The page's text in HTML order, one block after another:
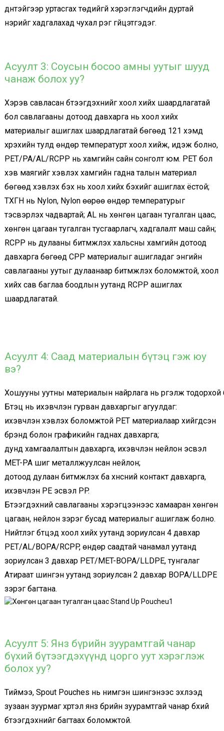
дүнтэйгээр уртасгах төдийгүй хэрэглэгчдийн дуртай
үнэрийг хадгалахад чухал үүрэг гүйцэтгэдэг.
Асуулт 3: Соусын босоо амны уутыг шууд
чанаж болох уу?
Хэрэв савласан бүтээгдэхүүнийг хоол хийх шаардлагатай
бол савлагааны дотоод давхарга нь хоол хийх
материалыг ашиглах шаардлагатай бөгөөд 121 хэмд
хүрэхийн тулд өндөр температурт хоол хийж, идэж болно,
PET/PA/AL/RCPP нь хамгийн сайн сонголт юм. PET бол
хэв маягийг хэвлэх хамгийн гадна талын материал
бөгөөд хэвлэх бэх нь хоол хийх бэхийг ашиглах ёстой;
ТХГН нь Nylon, Nylon өөрөө өндөр температурыг
тэсвэрлэх чадвартай; AL нь хөнгөн цагаан тугалган цаас,
хөнгөн цагаан тугалган тусгаарлагч, хадгалалт маш сайн;
RCPP нь дулааны битүүмжлэх хальсны хамгийн дотоод
давхарга бөгөөд CPP материалыг ашигладаг энгийн
савлагааны уутыг дулаанаар битүүмжлэх боломжтой, хоол
хийх сав баглаа боодлын уутанд RCPP ашиглах
шаардлагатай.
Асуулт 4: Саад материалын бүтэц гэж юу
вэ?
Хошууны уутны материалын найрлага нь үргэлж тодорхой
Бүтэц нь ихэвчлэн гурван давхаргыг агуулдаг:
ихэвчлэн хэвлэх боломжтой PET материалаар хийгдсэн
брэнд болон графикийн гаднах давхарга;
дунд хамгаалалтын давхарга, ихэвчлэн нейлон эсвэл
MET-PA шиг металлжуулсан нейлон;
дотоод дулаан битүүмжлэх ба хүнсний контакт давхарга,
ихэвчлэн PE эсвэл PP.
Бүтээгдэхүүний савлагааны хэрэгцээнээс хамааран хөнгөн
цагаан, нейлон зэрэг бусад материалыг ашиглаж болно.
Нийтлэг бүтцэд хоол хийх уутанд зориулсан 4 давхар
PET/AL/BOPA/RCPP, өндөр саадтай чанамал уутанд
зориулсан 3 давхар PET/MET-BOPA/LLDPE, тунгалаг
Атираат шингэн уутанд зориулсан 2 давхар BOPA/LLDPE
зэрэг багтана.
Асуулт 5: Янз бүрийн зуурамтгай чанар
бүхий бүтээгдэхүүнд цорго уут хэрэглэж
болох уу?
Тиймээ, Spout Pouches нь нимгэн шингэнээс эхлээд
зузаан зуурмаг хүртэл янз бүрийн зуурамтгай чанар бүхий
бүтээгдэхүүнийг багтаах боломжтой.